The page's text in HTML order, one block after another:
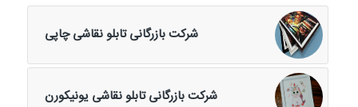
شرکت بازرگانی تابلو نقاشی چاپی
شرکت بازرگانی تابلو نقاشی یونیکورن